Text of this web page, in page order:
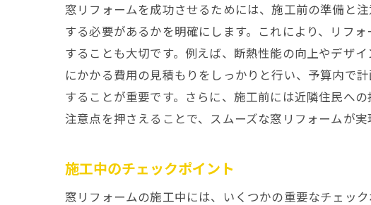
窓リフォームを成功させるためには、施工前の準備と
する必要があるかを明確にします。これにより、リフ
することも大切です。例えば、断熱性能の向上やデザ
にかかる費用の見積もりをしっかりと行い、予算内で
することが重要です。さらに、施工前には近隣住民へ
注意点を押さえることで、スムーズな窓リフォームが実
施工中のチェックポイント
窓リフォームの施工中には、いくつかの重要なチェッ